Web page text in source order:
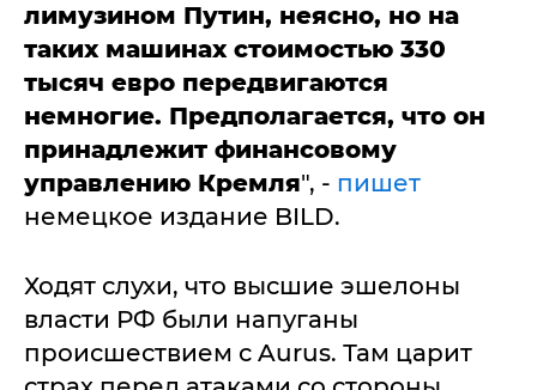
лимузином Путин, неясно, но на
таких машинах стоимостью 330
тысяч евро передвигаются
немногие. Предполагается, что он
принадлежит финансовому
управлению Кремля", - пишет
немецкое издание BILD.
Ходят слухи, что высшие эшелоны
власти РФ были напуганы
происшествием с Aurus. Там царит